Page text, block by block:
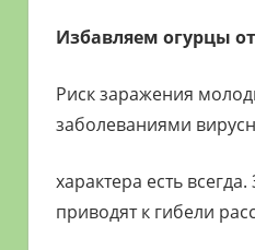
Избавляем огурцы
Риск заражения
заболеваниями
характера есть
приводят к гибели